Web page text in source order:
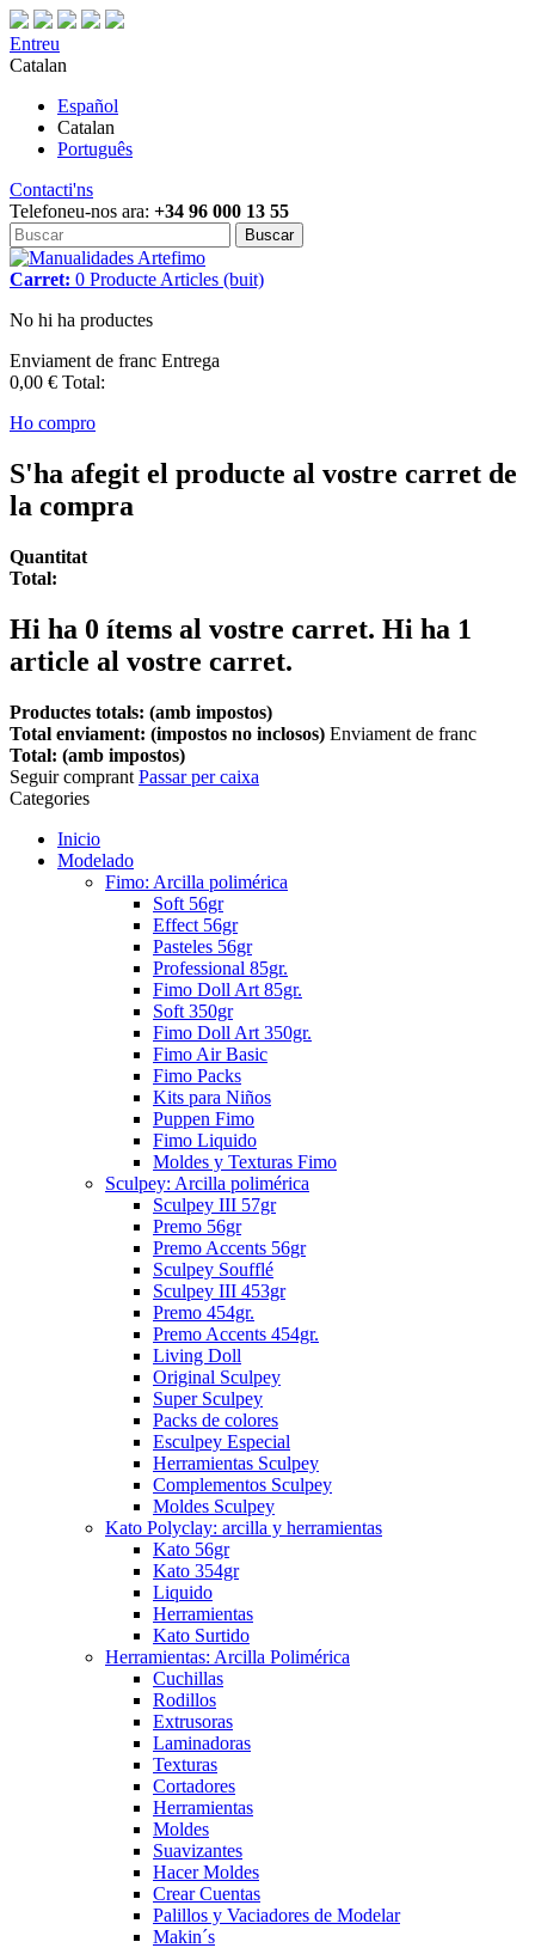
Entreu
Catalan
Español
Catalan
Português
Contacti'ns
Telefoneu-nos ara: +34 96 000 13 55
Buscar
Carret: 0 Producte Articles (buit)
No hi ha productes
Enviament de franc Entrega
0,00 € Total:
Ho compro
S'ha afegit el producte al vostre carret de
la compra
Quantitat
Total:
Hi ha 0 ítems al vostre carret. Hi ha 1
article al vostre carret.
Productes totals: (amb impostos)
Total enviament: (impostos no inclosos) Enviament de franc
Total: (amb impostos)
Seguir comprant Passar per caixa
Categories
Inicio
Modelado
Fimo: Arcilla polimérica
Soft 56gr
Effect 56gr
Pasteles 56gr
Professional 85gr.
Fimo Doll Art 85gr.
Soft 350gr
Fimo Doll Art 350gr.
Fimo Air Basic
Fimo Packs
Kits para Niños
Puppen Fimo
Fimo Liquido
Moldes y Texturas Fimo
Sculpey: Arcilla polimérica
Sculpey III 57gr
Premo 56gr
Premo Accents 56gr
Sculpey Soufflé
Sculpey III 453gr
Premo 454gr.
Premo Accents 454gr.
Living Doll
Original Sculpey
Super Sculpey
Packs de colores
Esculpey Especial
Herramientas Sculpey
Complementos Sculpey
Moldes Sculpey
Kato Polyclay: arcilla y herramientas
Kato 56gr
Kato 354gr
Liquido
Herramientas
Kato Surtido
Herramientas: Arcilla Polimérica
Cuchillas
Rodillos
Extrusoras
Laminadoras
Texturas
Cortadores
Herramientas
Moldes
Suavizantes
Hacer Moldes
Crear Cuentas
Palillos y Vaciadores de Modelar
Makin´s